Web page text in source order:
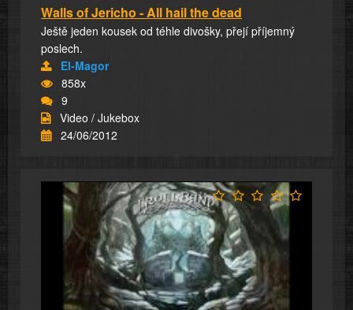
Walls of Jericho - All hail the dead
Ještě jeden kousek od téhle divošky, přejí příjemný
poslech.
El-Magor
858x
9
Video / Jukebox
24/06/2012